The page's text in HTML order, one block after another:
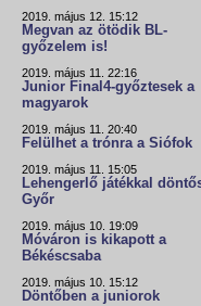
2019. május 12. 15:12
Megvan az ötödik BL-
győzelem is!
2019. május 11. 22:16
Junior Final4-győztesek a
magyarok
2019. május 11. 20:40
Felülhet a trónra a Siófok
2019. május 11. 15:05
Lehengerlő játékkal
Győr
2019. május 10. 19:09
Móváron is kikapott a
Békéscsaba
2019. május 10. 15:12
Döntőben a juniorok